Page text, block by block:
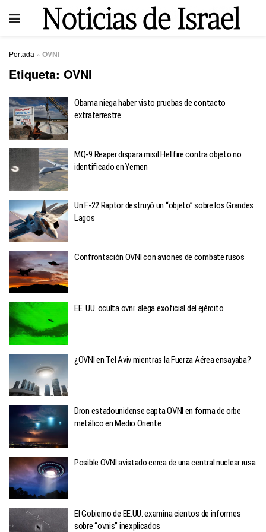
Portada » OVNI
Etiqueta: OVNI
Obama niega haber visto pruebas de contacto
extraterrestre
MQ-9 Reaper dispara misil Hellfire contra objeto no
identificado en Yemen
Un F-22 Raptor destruyó un “objeto” sobre los Grandes
Lagos
Confrontación OVNI con aviones de combate rusos
EE. UU. oculta ovni: alega exoficial del ejército
¿OVNI en Tel Aviv mientras la Fuerza Aérea ensayaba?
Dron estadounidense capta OVNI en forma de orbe
metálico en Medio Oriente
Posible OVNI avistado cerca de una central nuclear rusa
El Gobierno de EE.UU. examina cientos de informes
sobre “ovnis” inexplicados